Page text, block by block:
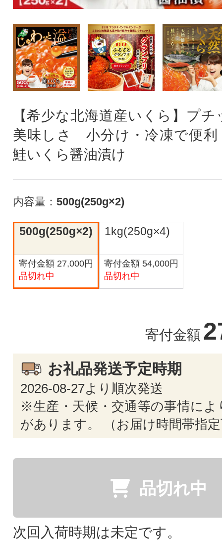
【希少な北海道産いくら】プ
美味しさ 小分け・冷凍で便
鮭いくら醤油漬け
内容量： 500g(250g×2)
500g(250g×2)
寄付金額 27,000円
品切れ中
1kg(250g×4)
寄付金額 54,000円
品切れ中
寄付金額
お礼品発送予定時期
2026-08-27より順次発送
※生産・天候・交通等の事情によ
があります。 （お届け時間帯指
品切れ中
次回入荷時期は未定です。